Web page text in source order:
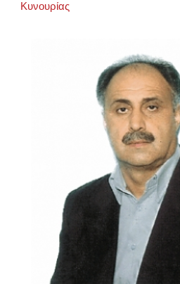
Κυνουρίας